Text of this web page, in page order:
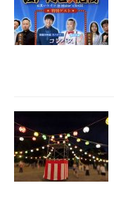
#ラーメン#ショッピング